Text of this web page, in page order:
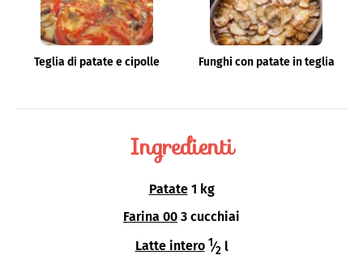
Teglia di patate e cipolle Funghi con patate in teglia
Ingredienti
Patate 1 kg
Farina 00 3 cucchiai
Latte intero 1⁄2l